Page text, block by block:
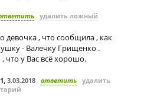
удалить ложный
девочка , что сообщила , как
- Валечку Грищенко .
что у Вас всё хорошо.
, 3.03.2018 ответить удалить